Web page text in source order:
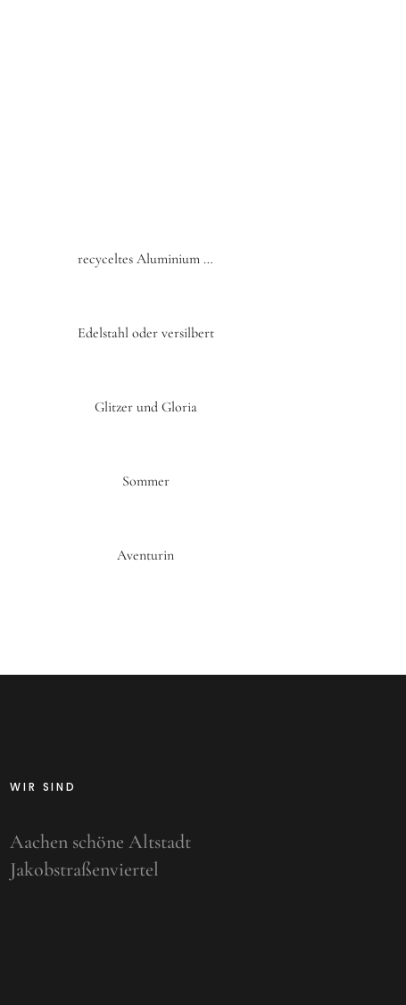
recyceltes Aluminium …
Edelstahl oder versilbert
Glitzer und Gloria
Sommer
Aventurin
WIR SIND
Aachen schöne Altstadt
Jakobstraßenviertel